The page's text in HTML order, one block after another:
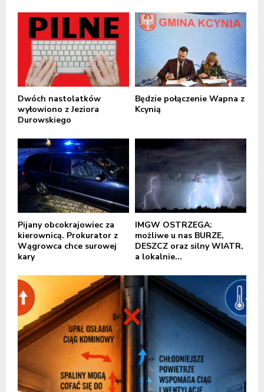
Dwóch nastolatków
wyłowiono z Jeziora
Durowskiego
Będzie połączenie Wapna z
Kcynią
Pijany obcokrajowiec za
kierownicą. Prokurator z
Wągrowca chce surowej
kary
IMGW OSTRZEGA:
możliwe u nas BURZE,
DESZCZ oraz silny WIATR,
a lokalnie...